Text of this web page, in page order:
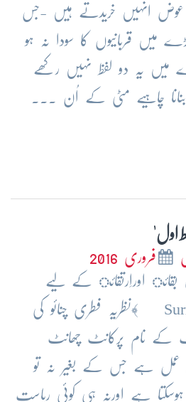
انہیں خریدتے ہیں -جس
میں قربانیوں کا سودا نہ ہو
یہ دو لفظ نہیں رکھے
چاہیے مٹی کے اُن ...
اول'
فروری 2016
بقائ اوراِرتقائ کے لیے
﴿Surrival of the fittest ﴾نظریہ فطری چنائو کی
کے نام پرکانٹ چھانٹ
عمل ہے جس کے بغیر نہ تو
ہے اورنہ ہی کوئی ریاست